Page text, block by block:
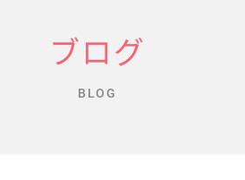
ブログ
BLOG